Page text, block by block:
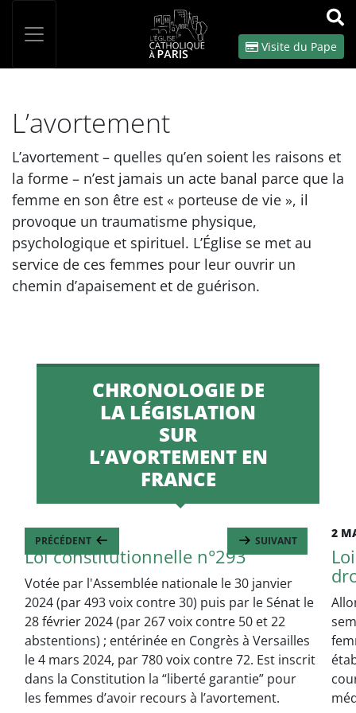
OK
Visite du Pape
L’avortement
L’avortement – quelles qu’en soient les raisons et
la forme – n’est jamais un acte banal parce que la
femme en son être est « porteuse de vie », il
provoque un traumatisme physique,
psychologique et spirituel. L’Église se met au
service de ces femmes pour leur ouvrir un
chemin d’apaisement et de guérison.
CHRONOLOGIE DE
LA LÉGISLATION
SUR
L’AVORTEMENT EN
FRANCE
PRÉCÉDENT
4 MARS 2024
Loi constitutionnelle n°293
Votée par l'Assemblée nationale le 30 janvier
2024 (par 493 voix contre 30) puis par le Sénat le
28 février 2024 (par 267 voix contre 50 et 22
abstentions) ; entérinée en Congrès à Versailles
le 4 mars 2024, par 780 voix contre 72. Est inscrit
dans la Constitution la “liberté garantie” pour
les femmes d’avoir recours à l’avortement.
2
SUIVANT
Panneau de gestion des cookies